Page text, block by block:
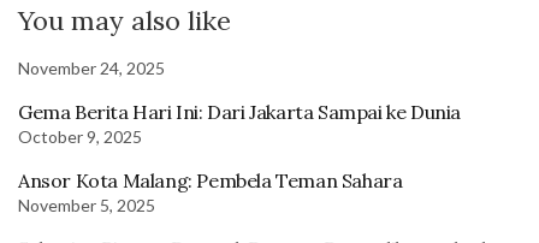
You may also like
November 24, 2025
Gema Berita Hari Ini: Dari Jakarta Sampai ke Dunia
October 9, 2025
Ansor Kota Malang: Pembela Teman Sahara
November 5, 2025